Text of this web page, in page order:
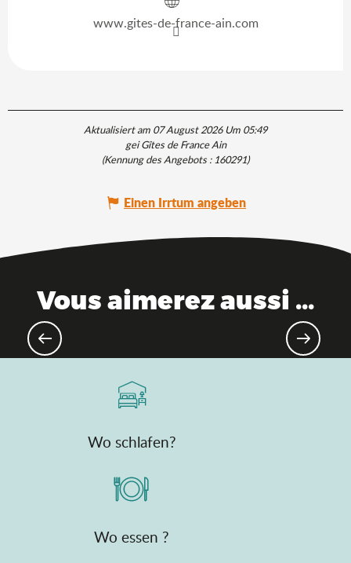
www.gites-de-france-ain.com
Aktualisiert am 07 August 2026 Um 05:49
gei Gîtes de France Ain
(Kennung des Angebots :160291)
Einen Irrtum angeben
Vous aimerez aussi ...
Mit der Familie: Die besten
Wo schlafen?
Wo essen ?